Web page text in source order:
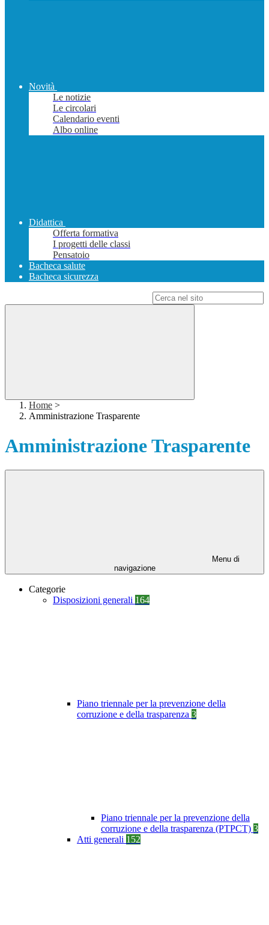
Novità
Le notizie
Le circolari
Calendario eventi
Albo online
Didattica
Offerta formativa
I progetti delle classi
Pensatoio
Bacheca salute
Bacheca sicurezza
Home >
Amministrazione Trasparente
Amministrazione Trasparente
Menu di
navigazione
Categorie
Disposizioni generali 164
Piano triennale per la prevenzione della
corruzione e della trasparenza 3
Piano triennale per la prevenzione della
corruzione e della trasparenza (PTPCT) 3
Atti generali 152